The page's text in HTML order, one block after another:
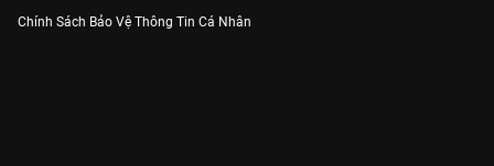
Chính Sách Bảo Vệ Thông Tin Cá Nhân